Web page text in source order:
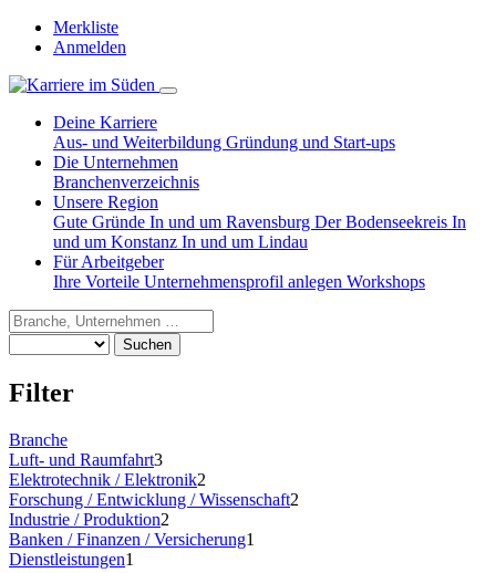
Merkliste
Anmelden
Deine Karriere
Aus- und Weiterbildung Gründung und Start-ups
Die Unternehmen
Branchenverzeichnis
Unsere Region
Gute Gründe In und um Ravensburg Der Bodenseekreis In
und um Konstanz In und um Lindau
Für Arbeitgeber
Ihre Vorteile Unternehmensprofil anlegen Workshops
Suchen
Filter
Branche
Luft- und Raumfahrt3
Elektrotechnik / Elektronik2
Forschung / Entwicklung / Wissenschaft2
Industrie / Produktion2
Banken / Finanzen / Versicherung1
Dienstleistungen1